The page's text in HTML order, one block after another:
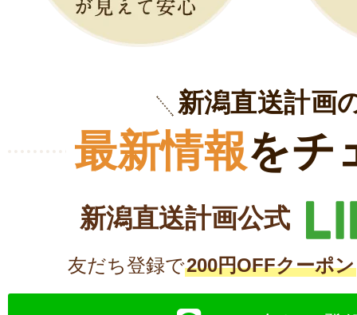
新潟直送計画
最新情報をチ
新潟直送計画公式
友だち登録で200円OFFクーポン